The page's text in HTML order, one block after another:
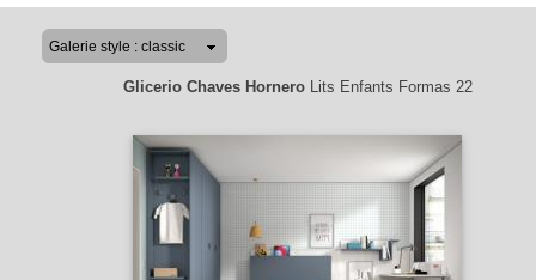
Glicerio Chaves HorneroLits Enfants Formas 22